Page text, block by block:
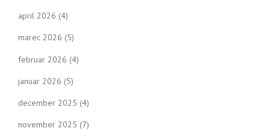
april 2026 (4)
marec 2026 (5)
februar 2026 (4)
januar 2026 (5)
december 2025 (4)
november 2025 (7)